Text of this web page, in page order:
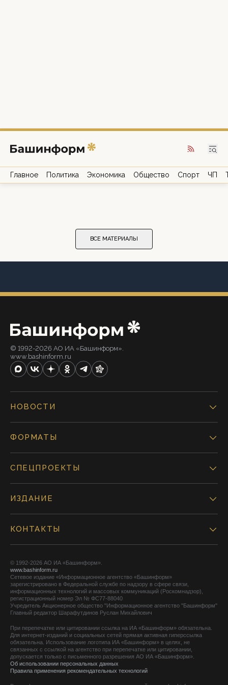
Главное Политика Экономика Общество Спорт ЧП
ВСЕ МАТЕРИАЛЫ
© 1992-2026 АО ИА «Башинформ».
www.bashinform.ru
НОВОСТИ
ФОРМАТЫ
СПЕЦПРОЕКТЫ
ИЗДАНИЕ
КОНТАКТЫ
© 1992-2026 АО ИА «Башинформ».
www.bashinform.ru
Сетевое издание «Информационное агентство «Башинформ»
зарегистрировано в Федеральной службе по надзору в сфере связи,
информационных технологий и массовых коммуникаций (Роскомнадзор),
регистрационный номер Эл № ФС77-88040
Учредитель Акционерное общество "Информационное агентство "Башинформ"
Главный редактор Шарафутдинов Руслан Михайлович
При перепечатке или цитировании ссылка на ИА «Башинформ» обязательна.
Для интернет-изданий и социальных сетей прямая активная гиперссылка
обязательна. Использование логотипа ИА «Башинформ» в целях, не
связанных с ссылкой на агентство при перепечатке или цитировании,
допускается только с письменного разрешения АО ИА «Башинформ».
Об использовании персональных данных
Правила применения рекомендательных технологий